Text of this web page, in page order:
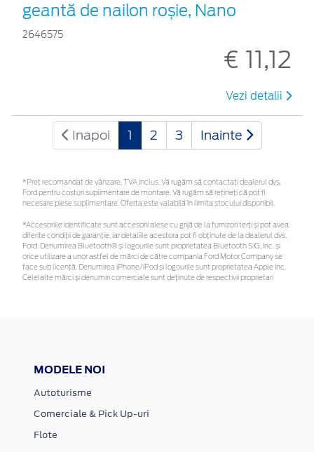
geantă de nailon roșie, Nano
2646575
€ 11,12
Vezi detalii
Inapoi 1 2 3 Inainte
*Preţ recomandat de vânzare, TVA inclus. Vă rugăm să contactaţi dealerul dvs.
Ford pentru costuri suplimentare de montare. Vă rugăm să rețineți că pot fi
necesare piese suplimentare. Oferta este valabilă în limita stocului disponibil.
*Accesoriile identificate sunt accesorii alese cu grijă de la furnizori terți și pot avea
diferite condiții de garanție, iar detaliile acestora pot fi obținute de la dealerul dvs.
Ford. Denumirea Bluetooth® și logourile sunt proprietatea Bluetooth SIG, Inc. și
orice utilizare a unor astfel de mărci de către compania Ford Motor Company se
face sub licență. Denumirea iPhone/iPod și logourile sunt proprietatea Apple Inc.
Celelalte mărci și denumiri comerciale sunt deținute de respectivii proprietari
MODELE NOI
Autoturisme
Comerciale & Pick Up-uri
Flote